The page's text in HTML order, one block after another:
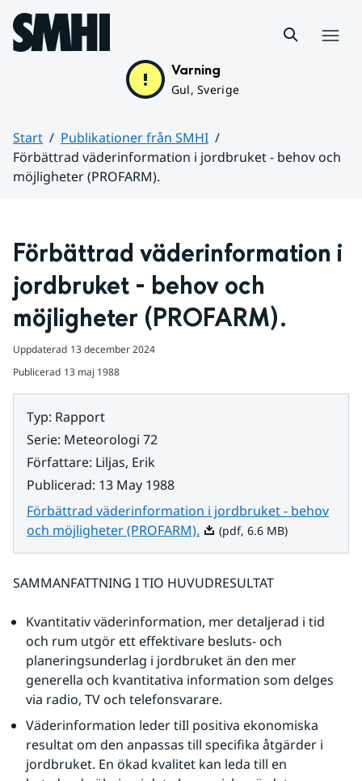
Hoppa till sidans innehåll
Varning
Gul, Sverige
Start
Publikationer från SMHI
Förbättrad väderinformation i jordbruket - behov och
möjligheter (PROFARM).
Förbättrad väderinformation i
jordbruket - behov och
möjligheter (PROFARM).
Uppdaterad 13 december 2024
Publicerad 13 maj 1988
Typ: Rapport
Serie: Meteorologi 72
Författare: Liljas, Erik
Publicerad: 13 May 1988
Förbättrad väderinformation i jordbruket - behov
och möjligheter (PROFARM). Pdf, 6.6 MB.
(pdf, 6.6 MB)
SAMMANFATTNING I TIO HUVUDRESULTAT
Kvantitativ väderinformation, mer detaljerad i tid
och rum utgör ett effektivare besluts- och
planeringsunderlag i jordbruket än den mer
generella och kvantitativa information som delges
via radio, TV och telefonsvarare.
Väderinformation leder tiIl positiva ekonomiska
resultat om den anpassas till specifika åtgärder i
jordbruket. En ökad kvalitet kan leda till en